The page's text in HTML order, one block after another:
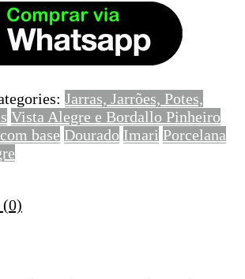
Jarras, Jarrões, Potes,
Vista Alegre e Bordallo Pinheiro
com base Dourado Imari Porcelana
(0)